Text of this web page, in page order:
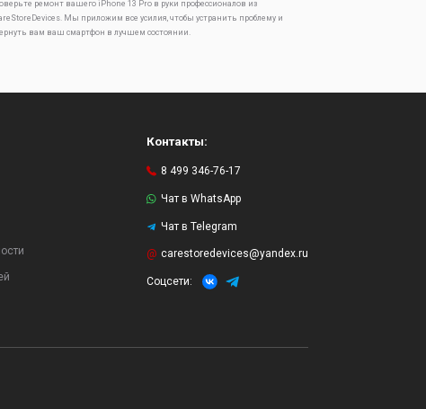
ремонт вашего iPhone 13 Pro в руки профессионалов из
Мы приложим все усилия, чтобы устранить проблему и
вам ваш смартфон в лучшем состоянии.
Контакты:
8 499 346-76-17
Чат в WhatsApp
Чат в Telegram
carestoredevices@yandex.ru
Соцсети: